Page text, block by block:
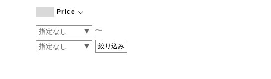
COGTHEBIGSMOKE
CONVERSE
DEAN & DELUCA
Price
〜